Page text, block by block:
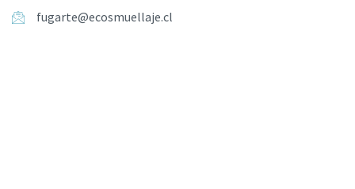
fugarte@ecosmuellaje.cl